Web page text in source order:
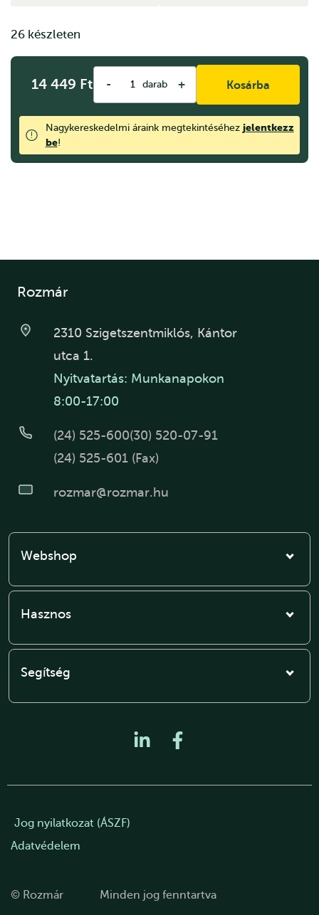
26 készleten
14 449 Ft - darab + Kosárba
Nagykereskedelmi áraink megtekintéséhez jelentkezz
be!
Rozmár
2310 Szigetszentmiklós, Kántor
utca 1.
Nyitvatartás: Munkanapokon
8:00-17:00
(24) 525-600(30) 520-07-91
(24) 525-601 (Fax)
rozmar@rozmar.hu
Webshop
Hasznos
Segítség
© Rozmár Minden jog fenntartva
Jog nyilatkozat (ÁSZF)
Adatvédelem